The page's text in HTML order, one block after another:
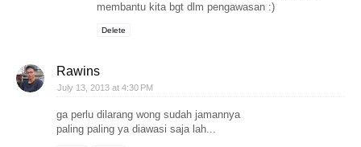
membantu kita bgt dlm pengawasan :)
Delete
Rawins
July 13, 2013 at 4:30 PM
ga perlu dilarang wong sudah jamannya
paling paling ya diawasi saja lah...